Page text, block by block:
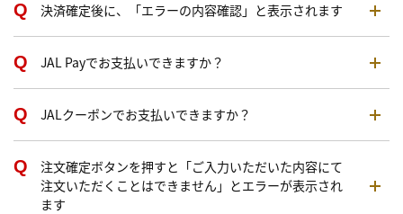
決済確定後に、「エラーの内容確認」と表示されます
JAL Payでお支払いできますか？
JALクーポンでお支払いできますか？
注文確定ボタンを押すと「ご入力いただいた内容にて
注文いただくことはできません」とエラーが表示され
ます